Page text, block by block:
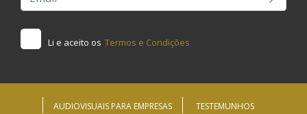
Li e aceito os Termos e Condições
AUDIOVISUAIS PARA EMPRESAS TESTEMUNHOS